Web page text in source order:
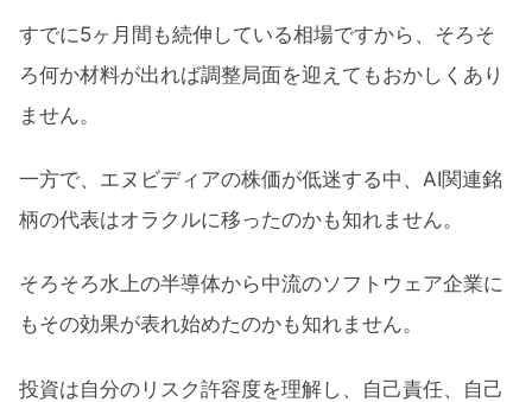
すでに5ヶ月間も続伸している相場ですから、そろそ
ろ何か材料が出れば調整局面を迎えてもおかしくあり
ません。
一方で、エヌビディアの株価が低迷する中、AI関連銘
柄の代表はオラクルに移ったのかも知れません。
そろそろ水上の半導体から中流のソフトウェア企業に
もその効果が表れ始めたのかも知れません。
投資は自分のリスク許容度を理解し、自己責任、自己